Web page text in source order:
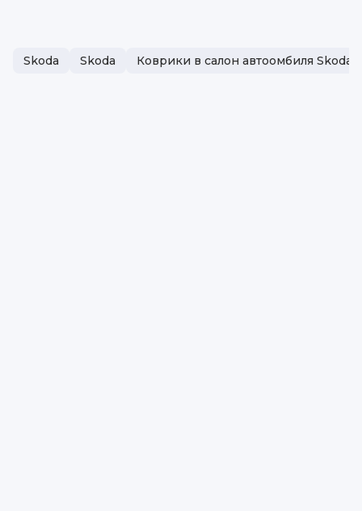
Skoda Skoda Коврики в салон автоомбиля Skoda